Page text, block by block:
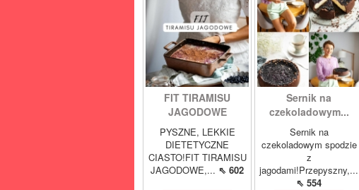
FIT TIRAMISU
JAGODOWE
PYSZNE, LEKKIE
DIETETYCZNE
CIASTO!FIT TIRAMISU
JAGODOWE,... ⇖ 602
Sernik na
czekoladowym...
Sernik na
czekoladowym spodzie
z
jagodami!Przepyszny,...
⇖ 554